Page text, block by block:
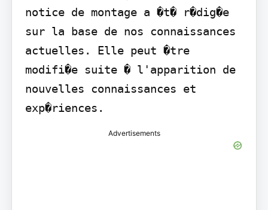
notice de montage a �t� r�dig�e
sur la base de nos connaissances
actuelles. Elle peut �tre
modifi�e suite � l'apparition de
nouvelles connaissances et
exp�riences.
Advertisements